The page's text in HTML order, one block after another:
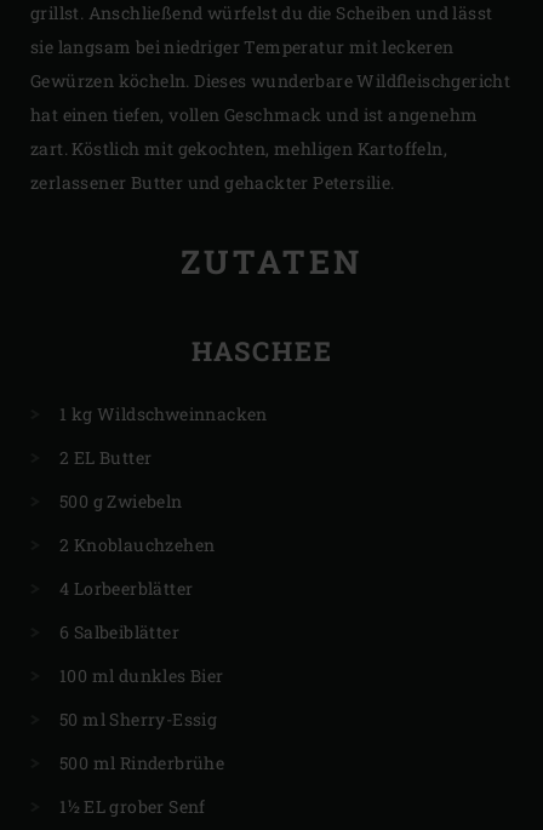
grillst. Anschließend würfelst du die Scheiben und lässt
sie langsam bei niedriger Temperatur mit leckeren
Gewürzen köcheln. Dieses wunderbare Wildfleischgericht
hat einen tiefen, vollen Geschmack und ist angenehm
zart. Köstlich mit gekochten, mehligen Kartoffeln,
zerlassener Butter und gehackter Petersilie.
ZUTATEN
HASCHEE
1 kg Wildschweinnacken
2 EL Butter
500 g Zwiebeln
2 Knoblauchzehen
4 Lorbeerblätter
6 Salbeiblätter
100 ml dunkles Bier
50 ml Sherry-Essig
500 ml Rinderbrühe
1½ EL grober Senf